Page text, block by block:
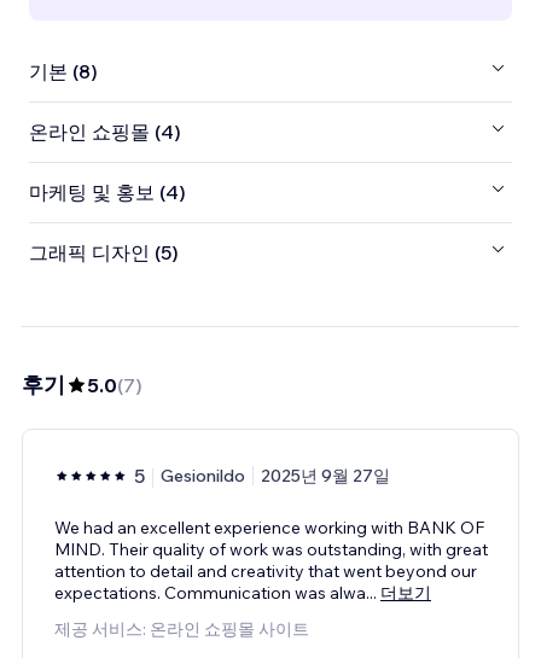
기본 (8)
온라인 쇼핑몰 (4)
마케팅 및 홍보 (4)
그래픽 디자인 (5)
후기 5.0(7)
5 Gesionildo 2025년 9월 27일
We had an excellent experience working with BANK OF
MIND. Their quality of work was outstanding, with great
attention to detail and creativity that went beyond our
expectations. Communication was alwa... 더보기
제공 서비스: 온라인 쇼핑몰 사이트